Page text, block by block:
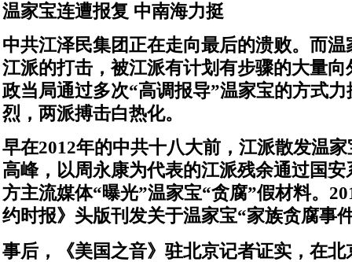
温家宝连遭报复 中南海力挺
中共江泽民集团正在走向最后的溃败。而
江派的打击，被江派有计划有步骤的大量
政当局通过多次“高调报导”温家宝的方式
烈，两派搏击白热化。
早在2012年的中共十八大前，江派散发温
高峰，以周永康为代表的江派残余通过国
方主流媒体“曝光”温家宝“贪腐”假材料。
约时报》头版刊发关于温家宝“家族贪腐事
事后，《美国之音》驻北京记者证实，在